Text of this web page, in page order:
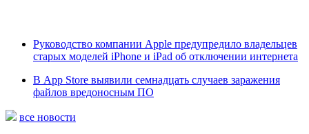
Руководство компании Apple предупредило владельцев
старых моделей iPhone и iPad об отключении интернета
В App Store выявили семнадцать случаев заражения
файлов вредоносным ПО
все новости